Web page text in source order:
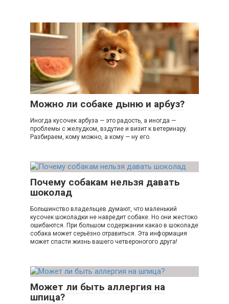
Можно ли собаке дыню и арбуз?
Иногда кусочек арбуза — это радость, а иногда —
проблемы с желудком, вздутие и визит к ветеринару.
Разбираем, кому можно, а кому — ну его.
Почему собакам нельзя давать
шоколад
Большинство владельцев думают, что маленький
кусочек шоколадки не навредит собаке. Но они жестоко
ошибаются. При большом содержании какао в шоколаде
собака может серьёзно отравиться. Эта информация
может спасти жизнь вашего четвероногого друга!
Может ли быть аллергия на
шпица?